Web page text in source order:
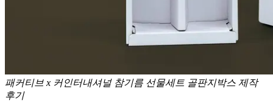
패커티브 x 커인터내셔널 참기름 선물세트 골판지박스 제작
후기